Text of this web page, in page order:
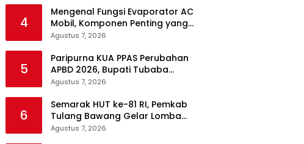
4
Mengenal Fungsi Evaporator AC
Mobil, Komponen Penting yang
Sering Terlupakan
Agustus 7, 2026
5
Paripurna KUA PPAS Perubahan
APBD 2026, Bupati Tubaba
Targetkan Pendapatan Daerah
Agustus 7, 2026
6
Semarak HUT ke-81 RI, Pemkab
Tulang Bawang Gelar Lomba
Senam Udang Manis
Agustus 7, 2026